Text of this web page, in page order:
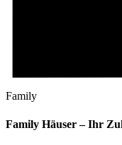
Family
Family Häuser – Ihr